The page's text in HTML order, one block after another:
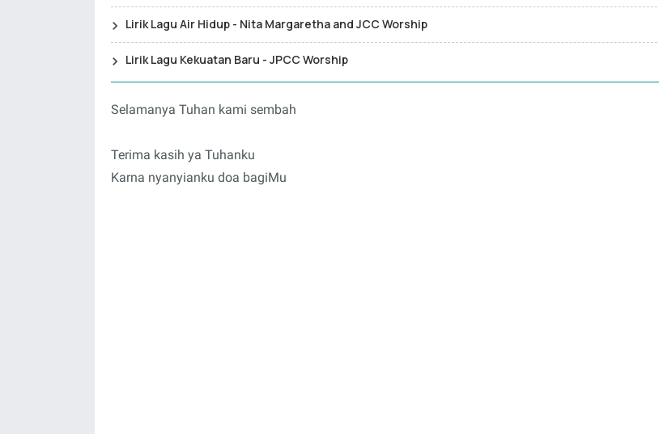
Lirik Lagu Air Hidup - Nita Margaretha and JCC Worship
Lirik Lagu Kekuatan Baru - JPCC Worship
Selamanya Tuhan kami sembah
Terima kasih ya Tuhanku
Karna nyanyianku doa bagiMu